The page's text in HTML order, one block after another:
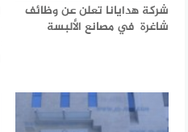
شركة هدايانا تعلن عن وظائف
شاغرة في مصانع الألبسة